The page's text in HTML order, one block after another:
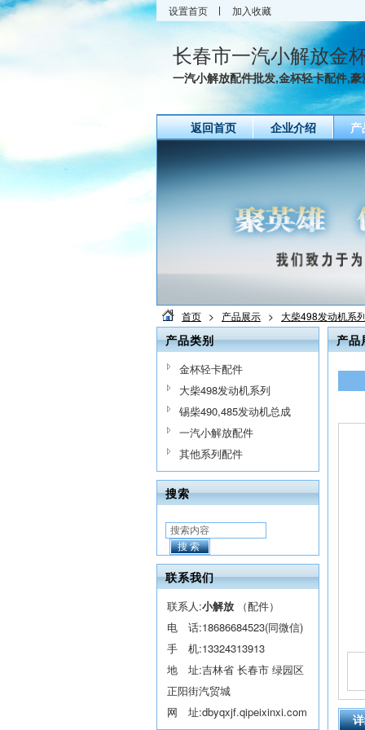
设置首页 加入收藏
长春市一汽小解放金
一汽小解放配件批发,金杯轻卡配件,
返回首页 企业介绍 产
首页 > 产品展示 > 大柴498发动机系
产品类别
金杯轻卡配件
大柴498发动机系列
锡柴490,485发动机总成
一汽小解放配件
其他系列配件
搜索
搜索
联系我们
联系人:小解放 （配件）
电 话:18686684523(同微信)
手 机:13324313913
地 址:吉林省 长春市 绿园区
正阳街汽贸城
网 址:dbyqxjf.qipeixinxi.com
产品